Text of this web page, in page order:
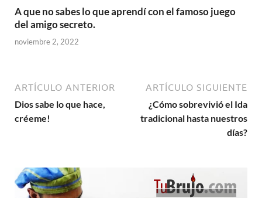
A que no sabes lo que aprendí con el famoso juego
del amigo secreto.
noviembre 2, 2022
ARTÍCULO ANTERIOR
Dios sabe lo que hace,
créeme!
ARTÍCULO SIGUIENTE
¿Cómo sobrevivió el Ida
tradicional hasta nuestros
días?